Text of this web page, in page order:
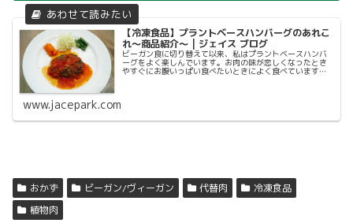
【冷凍食品】プラントベースハンバーグのあれこ
れ〜商品紹介〜 | ジェイス ブログ
ビーガン食に切り替えて以来、私はプラントベースハンバ
ーグをよく楽しんでいます。お肉の味が恋しくなったとき
やすぐにお腹いっぱい食べたいときによく食べています。
www.jacepark.com
おかず ビーガン/ヴィーガン 代替肉
冷凍食品
植物肉